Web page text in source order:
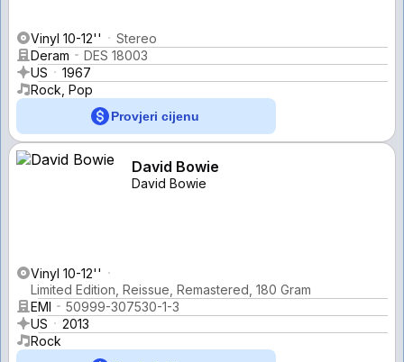
Vinyl 10-12''
Stereo
Deram
DES 18003
US
1967
Rock, Pop
Provjeri cijenu
David Bowie
David Bowie
Vinyl 10-12''
Limited Edition, Reissue, Remastered, 180 Gram
EMI
50999-307530-1-3
US
2013
Rock